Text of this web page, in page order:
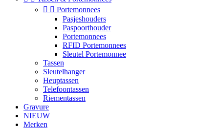
  Portemonnees
Pasjeshouders
Paspoorthouder
Portemonnees
RFID Portemonnees
Sleutel Portemonnee
Tassen
Sleutelhanger
Heuptassen
Telefoontassen
Riementassen
Gravure
NIEUW
Merken